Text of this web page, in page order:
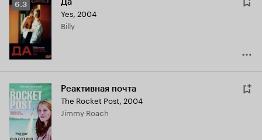
Рейтинг
Кинопоиска
6.3
6.3
Yes, 2004
Billy
Реактивная почта
The Rocket Post, 2004
Jimmy Roach